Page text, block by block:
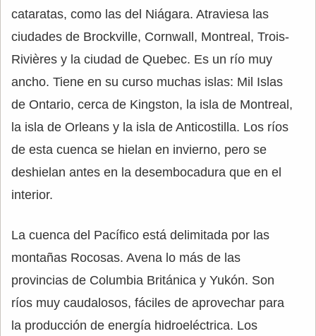
cataratas, como las del Niágara. Atraviesa las
ciudades de Brockville, Cornwall, Montreal, Trois-
Rivières y la ciudad de Quebec. Es un río muy
ancho. Tiene en su curso muchas islas: Mil Islas
de Ontario, cerca de Kingston, la isla de Montreal,
la isla de Orleans y la isla de Anticostilla. Los ríos
de esta cuenca se hielan en invierno, pero se
deshielan antes en la desembocadura que en el
interior.
La cuenca del Pacífico está delimitada por las
montañas Rocosas. Avena lo más de las
provincias de Columbia Británica y Yukón. Son
ríos muy caudalosos, fáciles de aprovechar para
la producción de energía hidroeléctrica. Los